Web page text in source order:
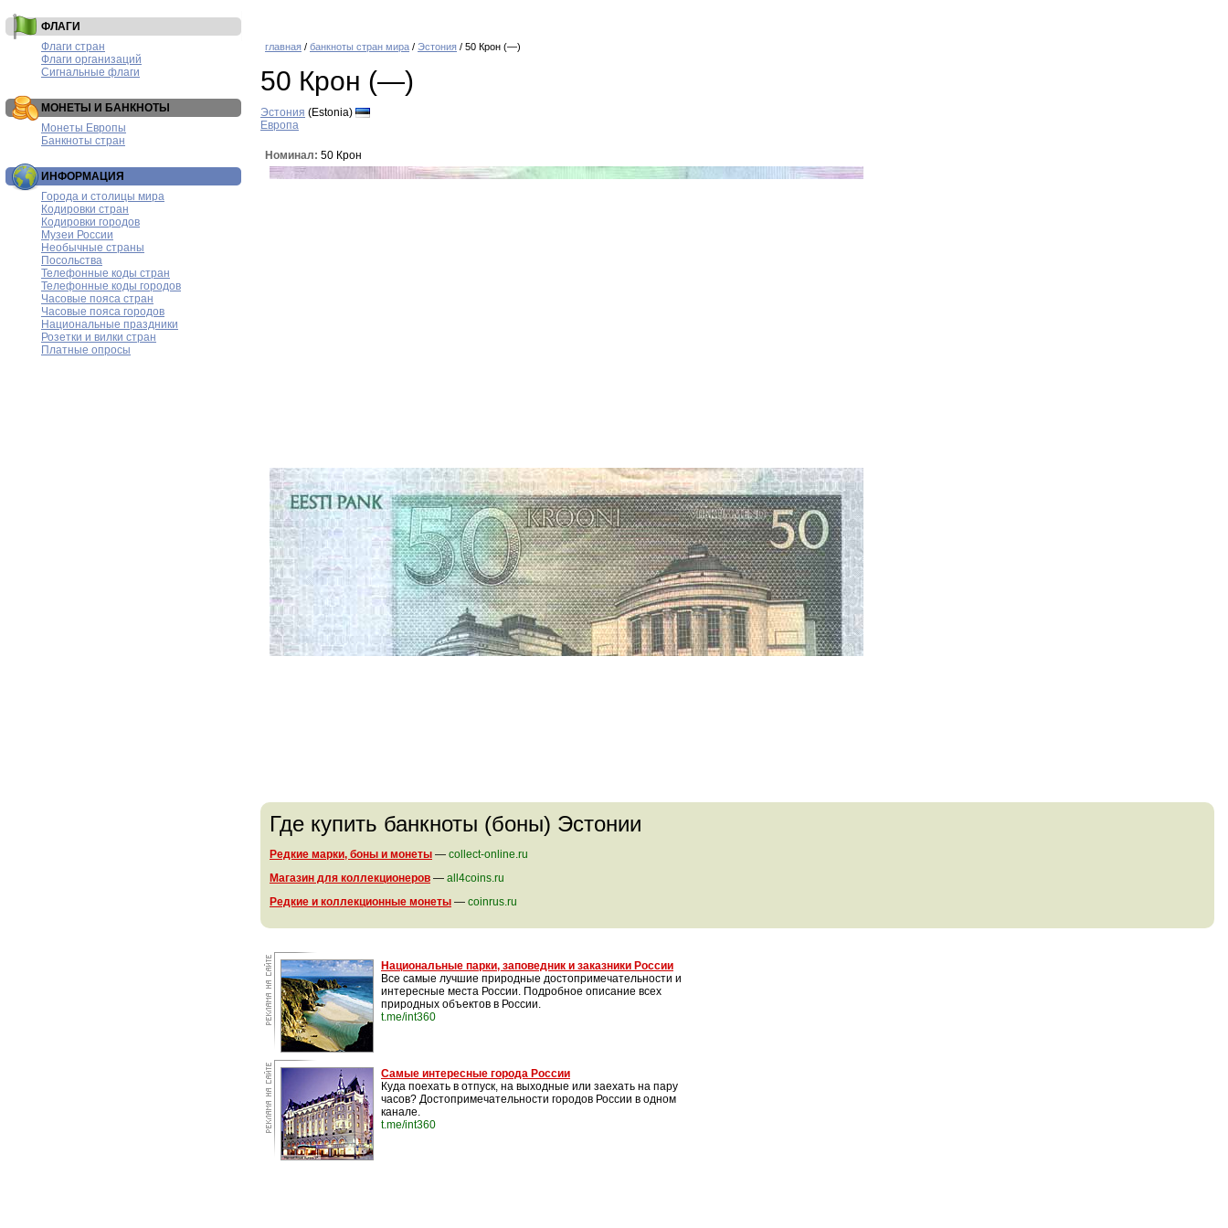
ФЛАГИ
Флаги стран
Флаги организаций
Сигнальные флаги
МОНЕТЫ И БАНКНОТЫ
Монеты Европы
Банкноты стран
ИНФОРМАЦИЯ
Города и столицы мира
Кодировки стран
Кодировки городов
Музеи России
Необычные страны
Посольства
Телефонные коды стран
Телефонные коды городов
Часовые пояса стран
Часовые пояса городов
Национальные праздники
Розетки и вилки стран
Платные опросы
главная / банкноты стран мира / Эстония / 50 Крон (—)
50 Крон (—)
Эстония (Estonia)
Европа
Номинал: 50 Крон
Где купить банкноты (боны) Эстонии
Редкие марки, боны и монеты — collect-online.ru
Магазин для коллекционеров — all4coins.ru
Редкие и коллекционные монеты — coinrus.ru
Национальные парки, заповедник и заказники России
Все самые лучшие природные достопримечательности и
интересные места России. Подробное описание всех
природных объектов в России.
t.me/int360
Самые интересные города России
Куда поехать в отпуск, на выходные или заехать на пару
часов? Достопримечательности городов России в одном
канале.
t.me/int360